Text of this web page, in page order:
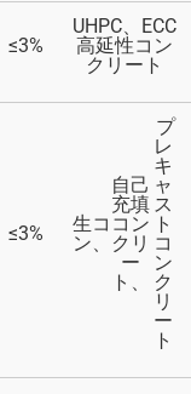
≤3%
UHPC、ECC
高延性コン
クリート
≤3%
生コ
ン、
自己
充填
コン
クリ
ー
ト、
プ
レ
キ
ャ
ス
ト
コ
ン
ク
リ
ー
ト